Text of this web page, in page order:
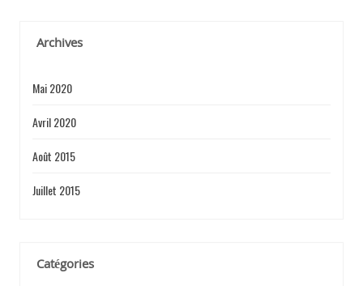
I
C
L
Archives
Mai 2020
Avril 2020
Août 2015
Juillet 2015
Catégories